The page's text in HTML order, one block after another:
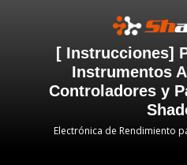
[ Instrucciones]
Instrumentos
Controladores y
Electrónica de Rendimiento